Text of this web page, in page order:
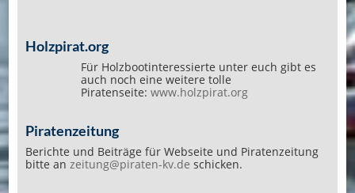
Holzpirat.org
Für Holzbootinteressierte unter euch gibt es
auch noch eine weitere tolle
Piratenseite: www.holzpirat.org
Piratenzeitung
Berichte und Beiträge für Webseite und Piratenzeitung
bitte an zeitung@piraten-kv.de schicken.